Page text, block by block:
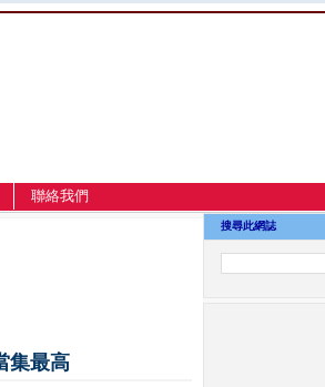
聯絡我們
集最高
搜尋此網誌